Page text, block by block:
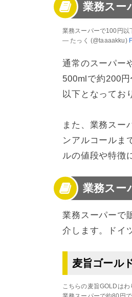
3 業務スーパーの
4 業務スーパーの
5 業務スーパーの
業務スーパーの
業務スー
業務スーパーで100円
— たっく (@taaaakku)
通常のスーパー
500mlで約200
以下となってお
また、業務スー
ンアルコールま
ルの値段や特徴
業務スー
業務スーパーで
介します。ドイ
麦旨ゴール
こちらの麦旨GOLDはわ